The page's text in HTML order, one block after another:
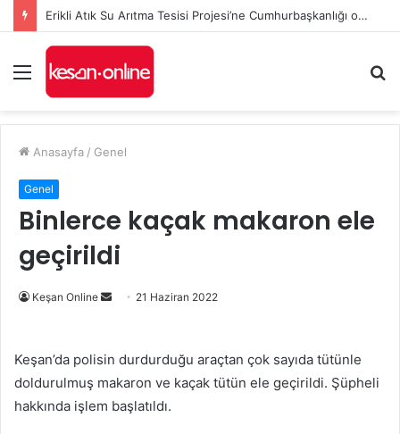
Erikli Atık Su Arıtma Tesisi Projesi’ne Cumhurbaşkanlığı onayı
Menü
...
Anasayfa / Genel
Genel
Binlerce kaçak makaron ele
geçirildi
Keşan Online
Bir
göndermek
21 Haziran 2022
Keşan’da polisin durdurduğu araçtan çok sayıda tütünle
doldurulmuş makaron ve kaçak tütün ele geçirildi. Şüpheli
hakkında işlem başlatıldı.